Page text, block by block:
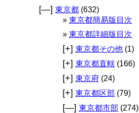
[—] 東京都 (632)
東京都簡易版目次
東京都詳細版目次
[+] 東京都その他 (1)
[+] 東京都直轄 (166)
[+] 東京府 (24)
[+] 東京都区部 (79)
[—] 東京都市部 (274)